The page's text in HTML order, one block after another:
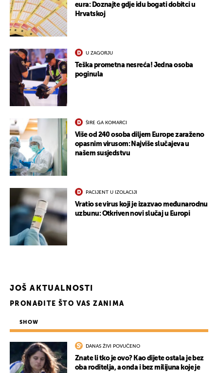
eura: Doznajte gdje idu bogati dobitci u
Hrvatskoj
U ZAGORJU
Teška prometna nesreća! Jedna osoba
poginula
ŠIRE GA KOMARCI
Više od 240 osoba diljem Europe zaraženo
opasnim virusom: Najviše slučajeva u
našem susjedstvu
PACIJENT U IZOLACIJI
Vratio se virus koji je izazvao međunarodnu
uzbunu: Otkriven novi slučaj u Europi
JOŠ AKTUALNOSTI
PRONAĐITE ŠTO VAS ZANIMA
SHOW
DANAS ŽIVI POVUČENO
Znate li tko je ovo? Kao dijete ostala je bez
oba roditelja, a onda i bez milijuna koje je